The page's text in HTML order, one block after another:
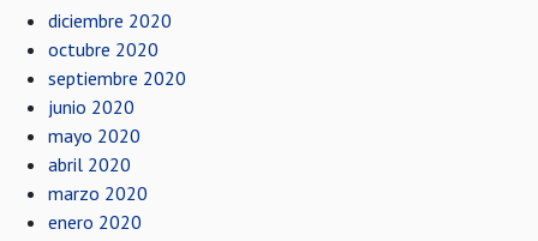
diciembre 2020
octubre 2020
septiembre 2020
junio 2020
mayo 2020
abril 2020
marzo 2020
enero 2020